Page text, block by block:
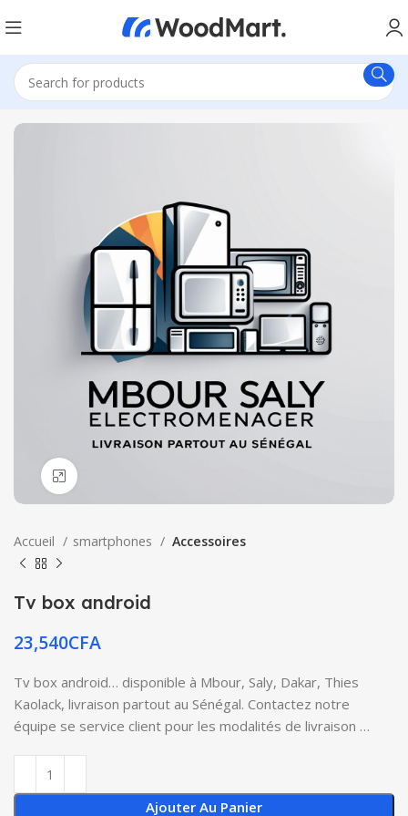
Accueil smartphones Accessoires
Tv box android
23,540CFA
Tv box android… disponible à Mbour, Saly, Dakar, Thies
Kaolack, livraison partout au Sénégal. Contactez notre
équipe se service client pour les modalités de livraison …
Ajouter Au Panier